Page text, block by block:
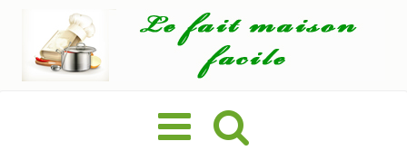
Basculer
la
navigation